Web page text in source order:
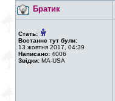
Братик
Стать:
Востаннє тут були:
13 жовтня 2017, 04:39
Написано: 4006
Звідки: MA-USA